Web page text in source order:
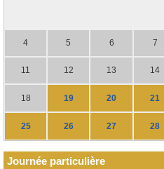
4 5 6 7
11 12 13 14
18 19 20 21
25 26 27 28
Journée particulière